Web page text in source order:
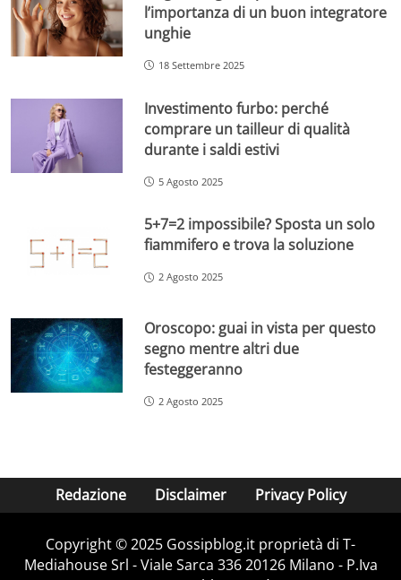
l’importanza di un buon integratore
unghie
18 Settembre 2025
Investimento furbo: perché
comprare un tailleur di qualità
durante i saldi estivi
5 Agosto 2025
5+7=2 impossibile? Sposta un solo
fiammifero e trova la soluzione
2 Agosto 2025
Oroscopo: guai in vista per questo
segno mentre altri due
festeggeranno
2 Agosto 2025
Redazione Disclaimer Privacy Policy
Copyright © 2025 Gossipblog.it proprietà di T-
Mediahouse Srl - Viale Sarca 336 20126 Milano - P.Iva